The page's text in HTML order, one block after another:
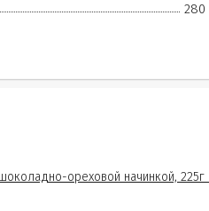
280